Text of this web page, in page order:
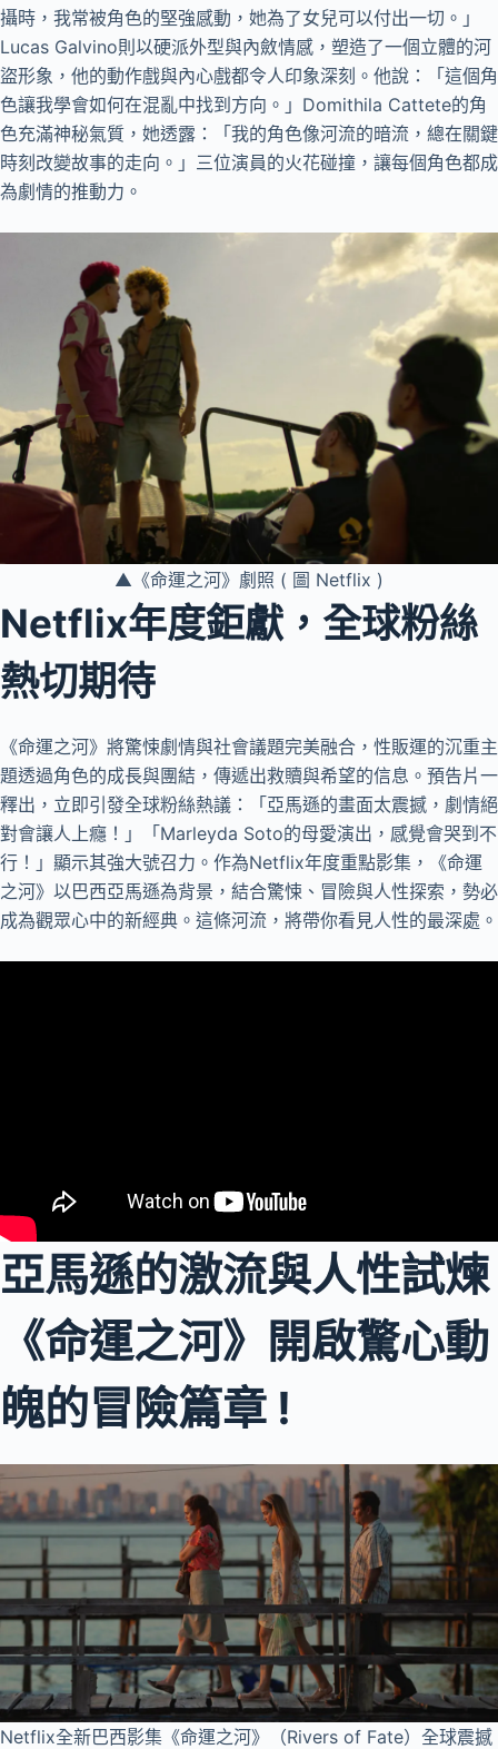
攝時，我常被角色的堅強感動，她為了女兒可以付出一切。」
Lucas Galvino則以硬派外型與內斂情感，塑造了一個立體的河
盜形象，他的動作戲與內心戲都令人印象深刻。他說：「這個角
色讓我學會如何在混亂中找到方向。」Domithila Cattete的角
色充滿神秘氣質，她透露：「我的角色像河流的暗流，總在關鍵
時刻改變故事的走向。」三位演員的火花碰撞，讓每個角色都成
為劇情的推動力。
▲《命運之河》劇照 ( 圖 Netflix )
Netflix年度鉅獻，全球粉絲
熱切期待
《命運之河》將驚悚劇情與社會議題完美融合，性販運的沉重主
題透過角色的成長與團結，傳遞出救贖與希望的信息。預告片一
釋出，立即引發全球粉絲熱議：「亞馬遜的畫面太震撼，劇情絕
對會讓人上癮！」「Marleyda Soto的母愛演出，感覺會哭到不
行！」顯示其強大號召力。作為Netflix年度重點影集，《命運
之河》以巴西亞馬遜為背景，結合驚悚、冒險與人性探索，勢必
成為觀眾心中的新經典。這條河流，將帶你看見人性的最深處。
亞馬遜的激流與人性試煉
《命運之河》開啟驚心動
魄的冒險篇章 !
Netflix全新巴西影集《命運之河》（Rivers of Fate）全球震撼